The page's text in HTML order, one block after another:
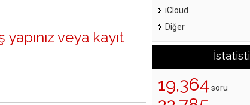
yapınız veya kayıt
iCloud
Diğer
19,364 soru